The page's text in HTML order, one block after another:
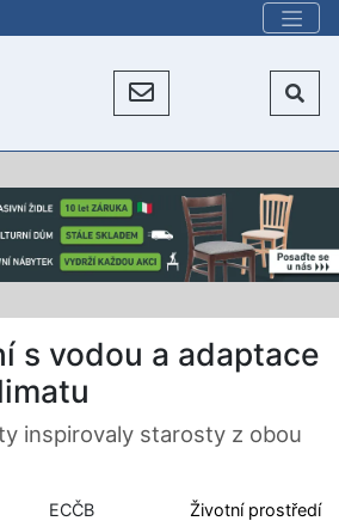
s vodou a adaptace
inspirovaly starosty z obou
ECČB Životní prostředí